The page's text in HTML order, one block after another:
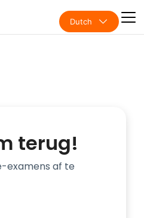
Dutch
terug!
examens af te